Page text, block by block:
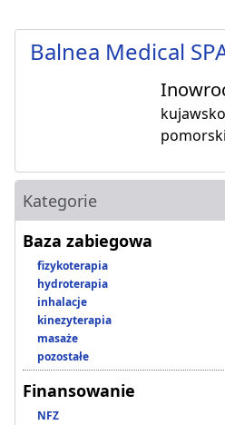
Balnea Medical
Kategorie
Baza zabiegowa
fizykoterapia
hydroterapia
inhalacje
kinezyterapia
masaże
pozostałe
Finansowanie
NFZ